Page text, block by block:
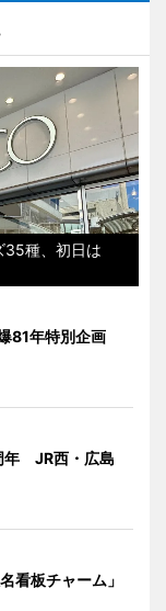
種、初日は
81年特別企画
年 JR西・広島
看板チャーム」